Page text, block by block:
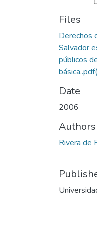
Files
Derechos
Salvador
públicos
básica..pdf
Date
2006
Authors
Rivera de